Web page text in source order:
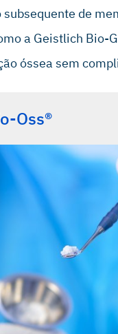
de
a Geistlich Bio-
óssea sem
Oss®